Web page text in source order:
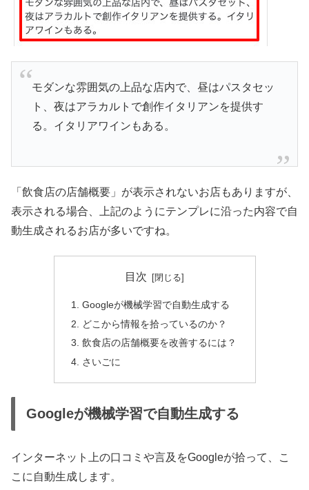
モダンな雰囲気の上品な店内で、昼はパスタセッ
ト、夜はアラカルトで創作イタリアンを提供す
る。イタリアワインもある。
「飲食店の店舗概要」が表示されないお店もありますが、
表示される場合、上記のようにテンプレに沿った内容で自
動生成されるお店が多いですね。
目次
Googleが機械学習で自動生成する
どこから情報を拾っているのか？
飲食店の店舗概要を改善するには？
さいごに
Googleが機械学習で自動生成する
インターネット上の口コミや言及をGoogleが拾って、こ
こに自動生成します。